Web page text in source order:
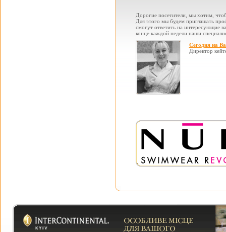
Дорогие посетители, мы хотим,
Для этого мы будем приглашать
смогут ответить на интересующие
конце каждой недели наши
Сегодня на
Директор